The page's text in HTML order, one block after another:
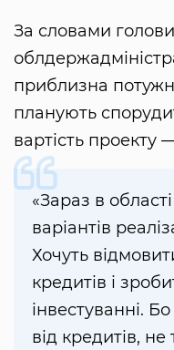
За словами
приблизна
планують
вартість проекту
«Зараз в
варіантів
Хочуть
кредитів і
інвестуванні. Бо
від кредитів,